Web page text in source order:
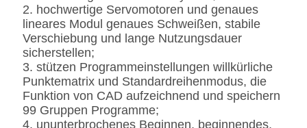
2. hochwertige Servomotoren und genaues
lineares Modul genaues Schweißen, stabile
Verschiebung und lange Nutzungsdauer
sicherstellen;
3. stützen Programmeinstellungen willkürliche
Punktematrix und Standardreihenmodus, die
Funktion von CAD aufzeichnend und speichern
99 Gruppen Programme;
4. ununterbrochenes Beginnen, beginnendes,